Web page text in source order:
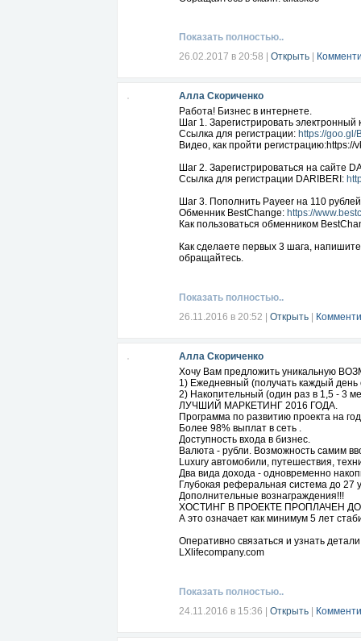
Показать полностью..
26.02.2017 в 20:58
Открыть
Алла Скориченко
Работа! Бизнес в интернете.
Шаг 1. Зарегистрировать электронный
Ссылка для регистрации: https://goo.gl/
Видео, как пройти
Шаг 2. Зарегистрироваться на сайте
Ссылка для регистрации DARIBERI:
Шаг 3. Пополнить Payeer на 110
Обменник BestChange: https://
Как пользоваться обменником
Как сделаете первых 3 шага,
обращайтесь.
Показать полностью..
26.11.2016 в 20:52
Открыть
Алла Скориченко
Хочу Вам предложить уникальную
1) Ежедневный (получать каждый день
2) Накопительный (один раз в 1,5 - 3
ЛУЧШИЙ МАРКЕТИНГ 2016 ГОДА.
Программа по развитию проекта на
Более 98% выплат в сеть .
Доступность входа в бизнес.
Валюта - рубли. Возможность самим
Luxury автомобили, путешествия,
Два вида дохода - одновременно
Глубокая реферальная система до 27
Дополнительные вознаграждения!!!
ХОСТИНГ В ПРОЕКТЕ ПРОПЛАЧЕН ДО
А это означает как минимум 5 лет
Оперативно связаться и узнать
LXlifecompany.com
Показать полностью..
24.11.2016 в 15:36
Открыть